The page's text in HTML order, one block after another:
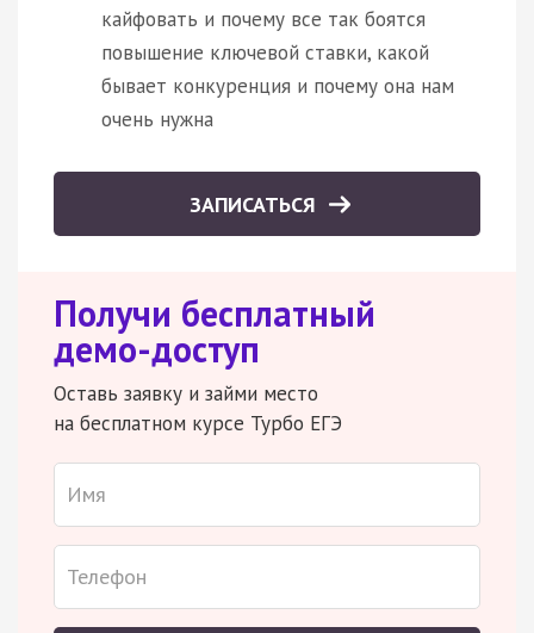
кайфовать и почему все так боятся
повышение ключевой ставки, какой
бывает конкуренция и почему она нам
очень нужна
ЗАПИСАТЬСЯ
Получи бесплатный
демо-доступ
Оставь заявку и займи место
на бесплатном курсе Турбо ЕГЭ